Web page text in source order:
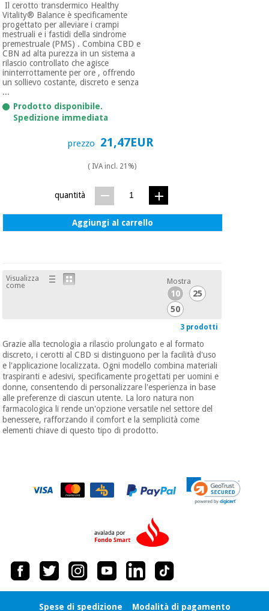
​ Il cerotto transdermico Healthy
Vitality® Balance è specificamente
progettato per alleviare i crampi
mestruali e i fastidi della sindrome
premestruale (PMS) . Combina CBD e
CBN ad alta purezza in un sistema a
rilascio controllato che agisce
ininterrottamente per ore , offrendo
un sollievo costante, discreto e senza
...
Prodotto disponibile.
Spedizione immediata
prezzo 21,47EUR
( IVA incl. 21%)
quantità
Aggiungi al carrello
Visualizza
come
Mostra
10
25
50
3 prodotti
Grazie alla tecnologia a rilascio prolungato e al formato
discreto, i cerotti al CBD si distinguono per la facilità d'uso
e l'applicazione localizzata. Ogni modello combina materiali
traspiranti e adesivi, specificamente progettati per uomini e
donne, consentendo di personalizzare l'esperienza in base
alle preferenze di ciascun utente. La loro natura non
farmacologica li rende un'opzione versatile nel settore del
benessere, rafforzando il comfort e la semplicità come
elementi chiave di questo tipo di prodotto.
Spese di spedizione Modalità di pagamento